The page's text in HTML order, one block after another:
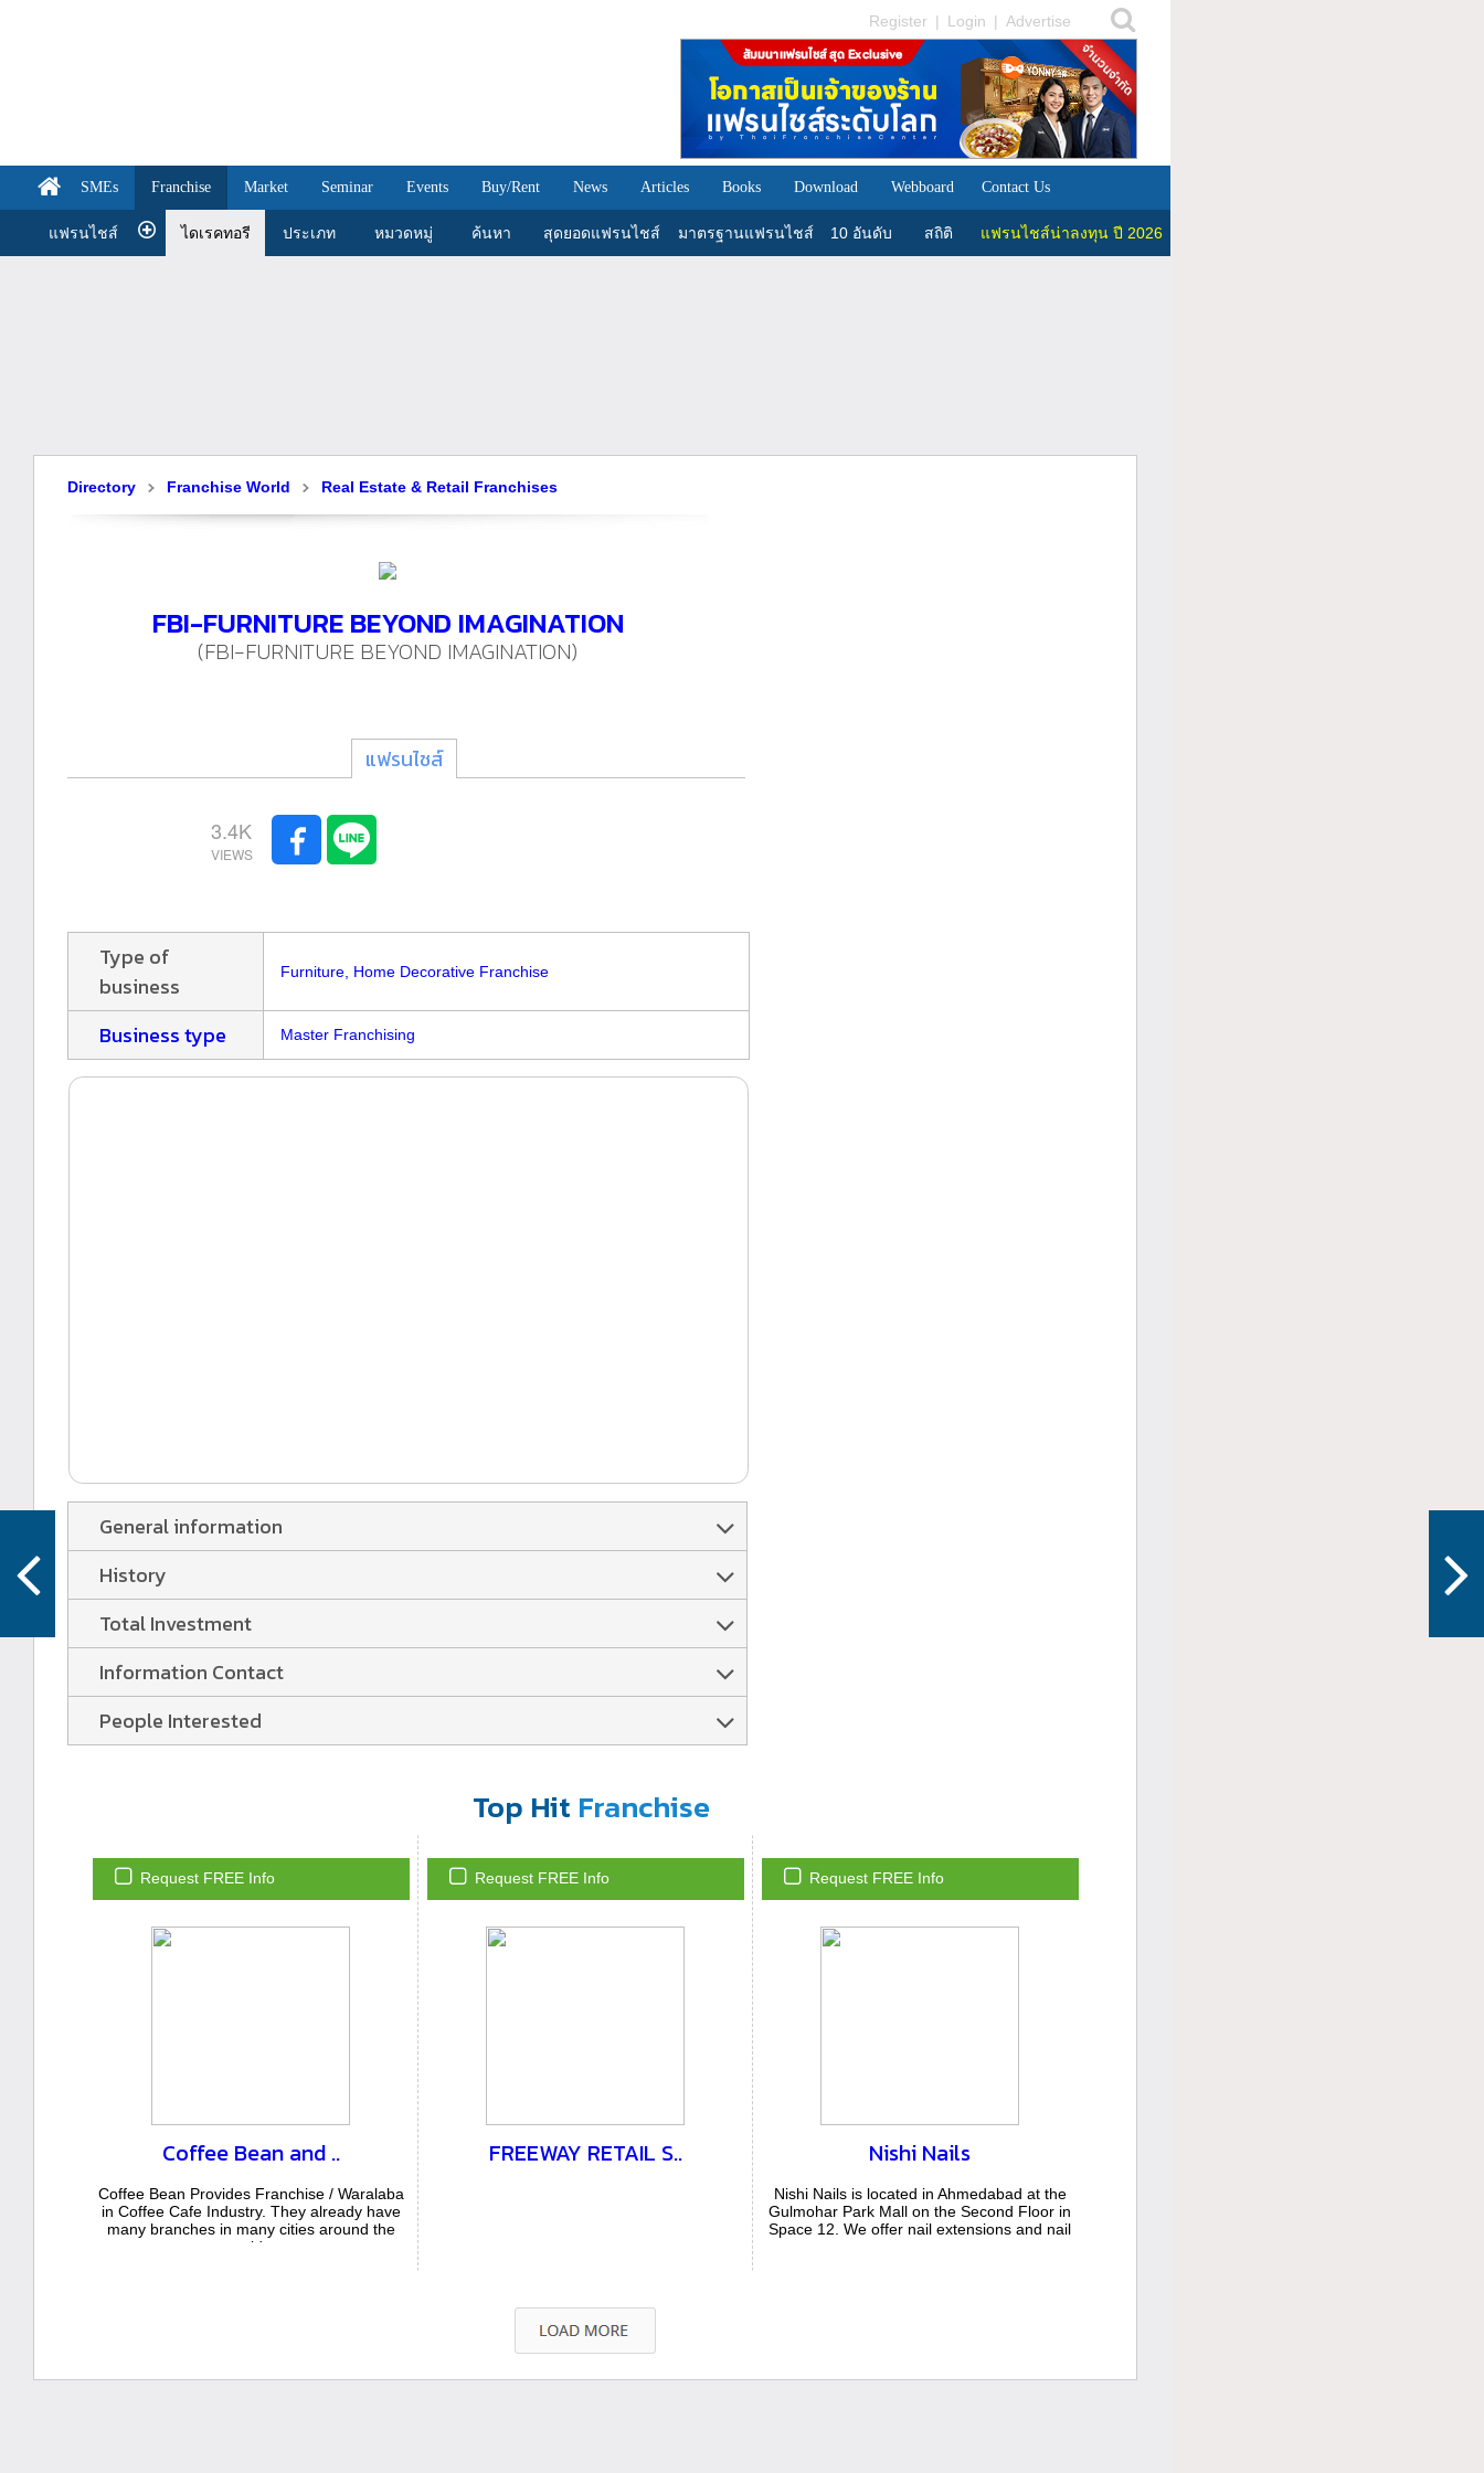
Register | Login | Advertise
SMEs Franchise Market Seminar Events Buy/Rent News Articles Books Download Webboard Contact Us
แฟรนไชส์ ไดเรคทอรี ประเภท หมวดหมู่ ค้นหา สุดยอดแฟรนไชส์ มาตรฐานแฟรนไชส์ 10 อันดับ สถิติ แฟรนไชส์น่าลงทุน ปี 2026
Directory Franchise World Real Estate & Retail Franchises
FBI-FURNITURE BEYOND IMAGINATION
(FBI-FURNITURE BEYOND IMAGINATION)
แฟรนไชส์
3.4K
Type of
business
Furniture, Home Decorative Franchise
Business type Master Franchising
General information
History
Total Investment
Information Contact
People Interested
Top Hit Franchise
Request FREE Info
Coffee Bean and ..
Coffee Bean Provides Franchise / Waralaba
in Coffee Cafe Industry. They already have
many branches in many cities around the
world...
Request FREE Info
FREEWAY RETAIL S..
Request FREE Info
Nishi Nails
Nishi Nails is located in Ahmedabad at the
Gulmohar Park Mall on the Second Floor in
Space 12. We offer nail extensions and nail